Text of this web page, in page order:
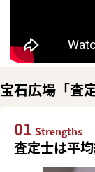
宝石広場「査
01 Strengths
査定士は平